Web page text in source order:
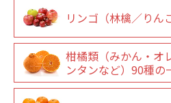
リンゴ（林檎／りん
柑橘類（みかん・オ
ンタンなど）90種の